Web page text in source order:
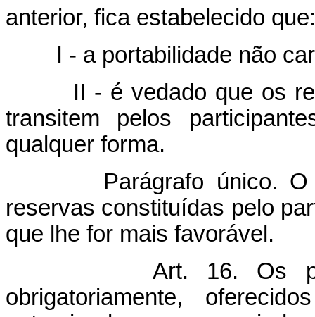
anterior, fica estabelecido que:
I - a portabilidade não
II - é vedado que os
transitem pelos
qualquer forma.
Parágrafo único. O
reservas constituídas pelo
que lhe for mais favorável.
Art. 16. Os
obrigatoriamente,